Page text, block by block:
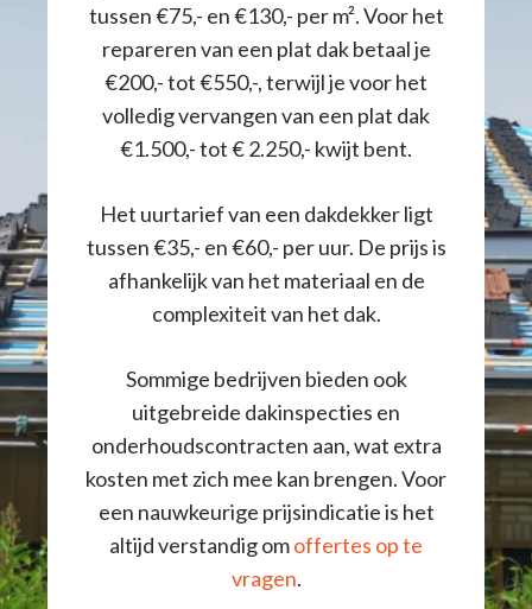
tussen €75,- en €130,- per m². Voor het
repareren van een plat dak betaal je
€200,- tot €550,-, terwijl je voor het
volledig vervangen van een plat dak
€1.500,- tot € 2.250,- kwijt bent.
Het uurtarief van een dakdekker ligt
tussen €35,- en €60,- per uur. De prijs is
afhankelijk van het materiaal en de
complexiteit van het dak.
Sommige bedrijven bieden ook
uitgebreide dakinspecties en
onderhoudscontracten aan, wat extra
kosten met zich mee kan brengen. Voor
een nauwkeurige prijsindicatie is het
altijd verstandig omoffertes op te
vragen.